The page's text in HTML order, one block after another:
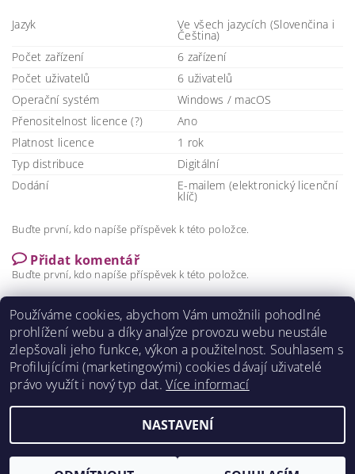
Jazyk Ve všech jazycích (Slovenčina i
Čeština)
Počet zařízení
6 zařízení
Počet uživatelů
6 uživatelů
Operační systém
Windows / macOS
Přenositelnost licence (?)
Ano
Platnost licence
1 rok
Typ distribuce
Digitální
Dodání
E-mailem (elektronický licenční
klíč)
Buďte první, kdo napíše příspěvek k této položce.
Přidat komentář
Buďte první, kdo napíše příspěvek k této položce.
Přidat hodnocení
2026 ©DigitalKey.cz, všechna práva vyhrazena
Používáme cookies, abychom Vám umožnili pohodlné
prohlížení webu a díky analýze provozu webu neustále
zlepšovali jeho funkce, výkon a použitelnost. Souhlasem s
Profilujícími (marketingovými) cookies dávají uživatelé
právo využít i nový typ dat. Více informací
NASTAVENÍ